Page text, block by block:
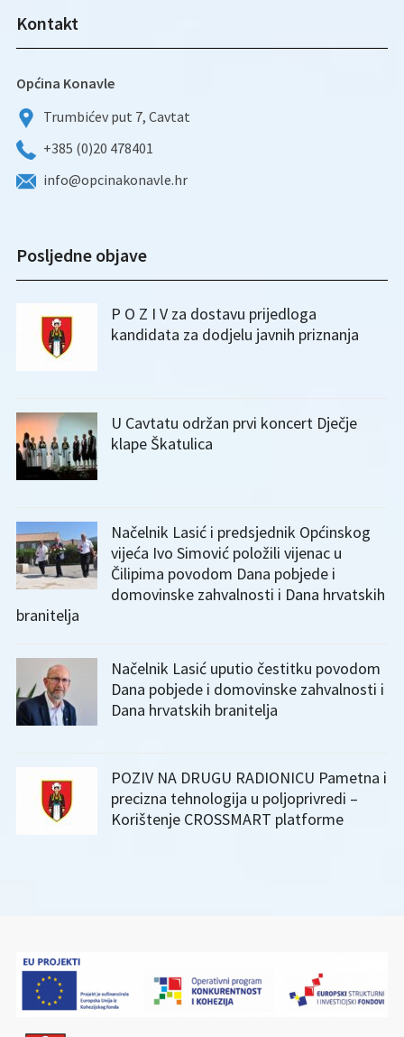
Kontakt
Općina Konavle
Trumbićev put 7, Cavtat
+385 (0)20 478401
info@opcinakonavle.hr
Posljedne objave
P O Z I V za dostavu prijedloga
kandidata za dodjelu javnih priznanja
U Cavtatu održan prvi koncert Dječje
klape Škatulica
Načelnik Lasić i predsjednik Općinskog
vijeća Ivo Simović položili vijenac u
Čilipima povodom Dana pobjede i
domovinske zahvalnosti i Dana hrvatskih
branitelja
Načelnik Lasić uputio čestitku povodom
Dana pobjede i domovinske zahvalnosti i
Dana hrvatskih branitelja
POZIV NA DRUGU RADIONICU Pametna i
precizna tehnologija u poljoprivredi –
Korištenje CROSSMART platforme